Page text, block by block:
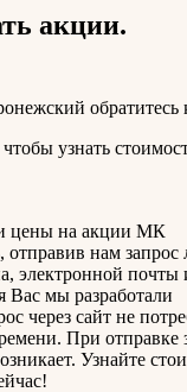
акции.
обратитесь
узнать
цены на акции МК
отправив нам
электронной почты
Вас мы разработали
через сайт не
При отправке
Узнайте